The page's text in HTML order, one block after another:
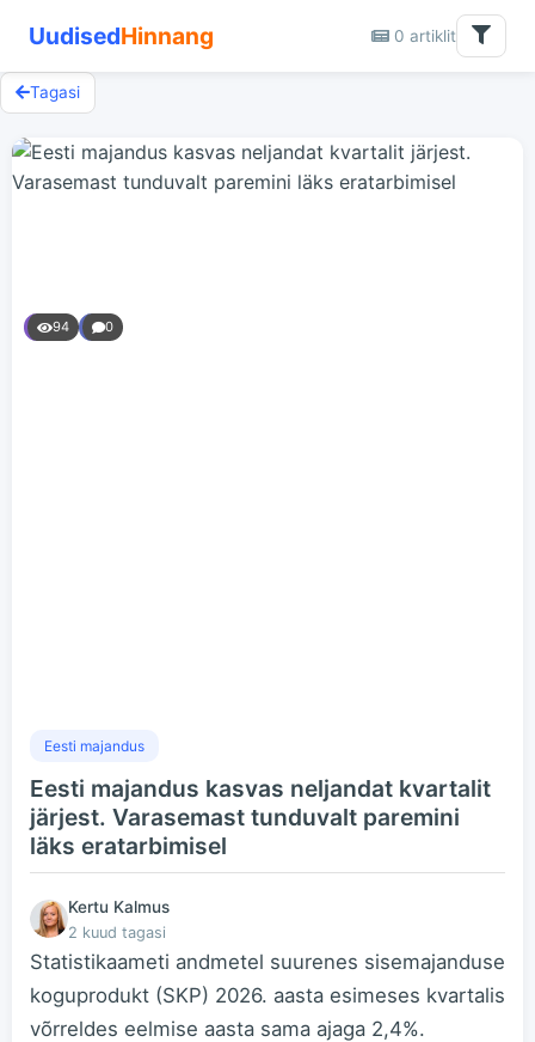
UudisedHinnang 0 artiklit
Tagasi
94 0
Eesti majandus
Eesti majandus kasvas neljandat kvartalit
järjest. Varasemast tunduvalt paremini
läks eratarbimisel
Kertu Kalmus
2 kuud tagasi
Statistikaameti andmetel suurenes sisemajanduse
koguprodukt (SKP) 2026. aasta esimeses kvartalis
võrreldes eelmise aasta sama ajaga 2,4%.